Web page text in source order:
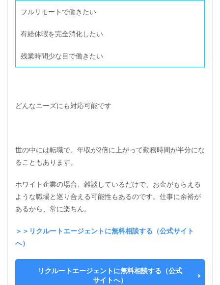
フルリモートで働きたい
有給休暇を完全消化したい
残業時間少な目で働きたい
どんなニーズにも対応可能です
世の中には転職で、年収が2倍に上がって勤務時間が半分にな
ることもあります。
ホワイト企業の場合、雑談しているだけで、お金がもらえる
ような職場と巡り合える可能性もあるのです。仕事に余裕が
あるから、常に楽ちん。
＞＞リクルートエージェントに無料相談する（公式サイト
へ）
リクルートエージェントに無料相談する（公式
サイトへ）